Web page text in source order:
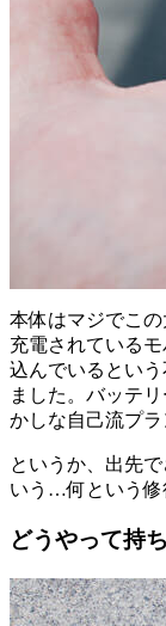
本体はマジでこの
充電されている
込んでいるとい
ました。バッテ
かしな自己流プラ
というか、出先
いう…何という修
どうやって持